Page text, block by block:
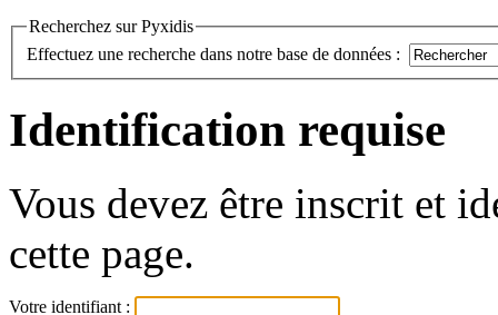
Recherchez sur Pyxidis
Effectuez une recherche dans notre base de données :
Identification requise
Vous devez être inscrit et
cette page.
Votre identifiant :